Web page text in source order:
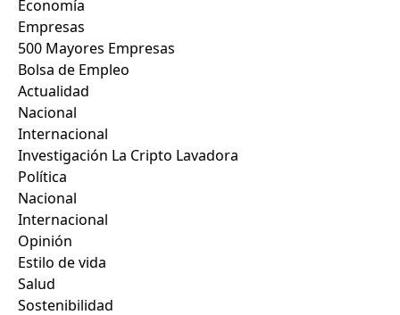
Economía
Empresas
500 Mayores Empresas
Bolsa de Empleo
Actualidad
Nacional
Internacional
Investigación La Cripto Lavadora
Política
Nacional
Internacional
Opinión
Estilo de vida
Salud
Sostenibilidad